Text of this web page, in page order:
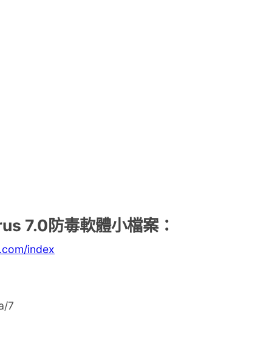
7.0防毒軟體小檔案：
index
7